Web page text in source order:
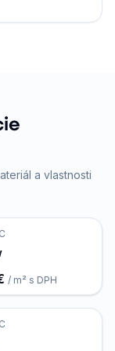
a vlastnosti
/ m² s DPH